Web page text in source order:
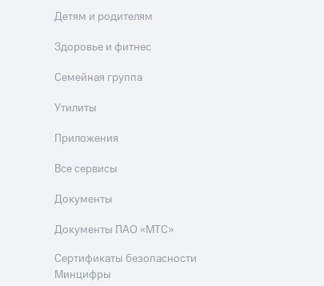
Детям и родителям
Здоровье и фитнес
Семейная группа
Утилиты
Приложения
Все сервисы
Документы
Документы ПАО «МТС»
Сертификаты безопасности
Минцифры